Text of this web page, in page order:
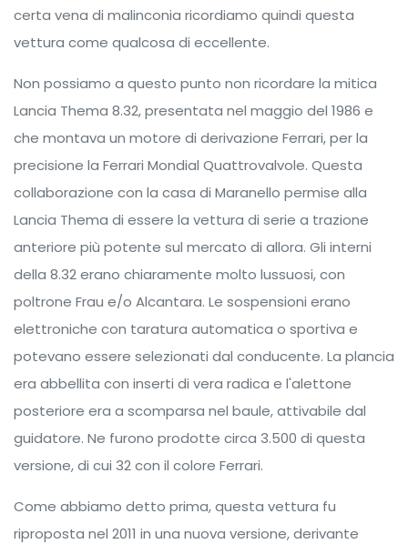
certa vena di malinconia ricordiamo quindi questa
vettura come qualcosa di eccellente.
Non possiamo a questo punto non ricordare la mitica
Lancia Thema 8.32, presentata nel maggio del 1986 e
che montava un motore di derivazione Ferrari, per la
precisione la Ferrari Mondial Quattrovalvole. Questa
collaborazione con la casa di Maranello permise alla
Lancia Thema di essere la vettura di serie a trazione
anteriore più potente sul mercato di allora. Gli interni
della 8.32 erano chiaramente molto lussuosi, con
poltrone Frau e/o Alcantara. Le sospensioni erano
elettroniche con taratura automatica o sportiva e
potevano essere selezionati dal conducente. La plancia
era abbellita con inserti di vera radica e l'alettone
posteriore era a scomparsa nel baule, attivabile dal
guidatore. Ne furono prodotte circa 3.500 di questa
versione, di cui 32 con il colore Ferrari.
Come abbiamo detto prima, questa vettura fu
riproposta nel 2011 in una nuova versione, derivante